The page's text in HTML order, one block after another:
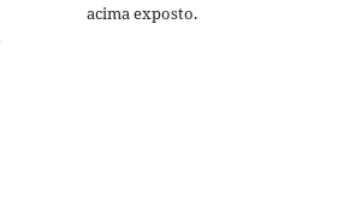
acima exposto.